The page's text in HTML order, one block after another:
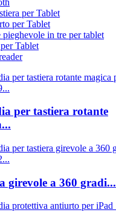
per Tablet
per Tablet
in tre per tablet
Tablet
per tastiera rotante
girevole a 360 gradi...